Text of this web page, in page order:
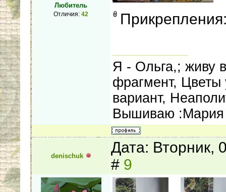
Любитель
Отличия: 42
Я - Ольга,; живу
фрагмент, Цветы
вариант,
Вышиваю :Мария
denischuk
Дата: Вторник,
# 9